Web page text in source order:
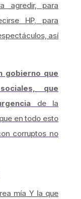
agredir, para
HP, para
así
gobierno que
que
de la
en todo esto
corruptos no
mía Y la que